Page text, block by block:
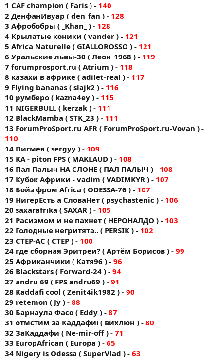
1 CAF champion ( Faris ) - 140
2 ДенфанИвуар ( den_fan ) - 128
3 Афробобры ( _Khan_ ) - 128
4 Крылатые коники ( vander ) - 121
5 Africa Naturelle ( GIALLOROSSO ) - 121
6 Уральские львы-30 ( Леон_1968 ) - 119
7 forumprоsport.ru ( Atrium ) - 118
8 казахи в африке ( adilet-real ) - 117
9 Flying bananas ( slajk2 ) - 116
10 румберо ( kazna4ey ) - 115
11 NIGERBULL ( kerzak ) - 111
12 BlackMamba ( STK_23 ) - 111
13 ForumProSport.ru AFR ( ForumProSport.ru-Vovan ) -
110
14 Пигмея ( sergyy ) - 109
15 KA - piton FPS ( MAKLAUD ) - 108
16 Пал Палыч НА СЛОНЕ ( ПАЛ ПАЛЫЧ ) - 108
17 Кубок Африки - vadim ( VADIMKYR ) - 107
18 Бойз фром Africa ( ODESSA-76 ) - 107
19 НигерЕсть а СловаНет ( psychastenic ) - 106
20 saxarafrika ( SAXAR ) - 105
21 Расизмом и не пахнет ( НЕРОНАЛДО ) - 103
22 Голодные негритята.. ( PERSIK ) - 102
23 CTEP-AC ( CTEP ) - 100
24 где сборная Эритреи? ( Артём Борисов ) - 99
25 Африканчики ( Катя96 ) - 96
26 Blackstars ( Forward-24 ) - 94
27 andru 69 ( FPS andru69 ) - 91
28 Kaddafi cool ( Zenit4ik1982 ) - 90
29 retemon ( Jy ) - 88
30 Барнаула Фасо ( Eddy ) - 87
31 отмстим за Каддафи! ( вихлюн ) - 80
32 ЗаКаддафи ( Ne-mir-off ) - 71
33 EuropAfrican ( Europa ) - 65
34 Nigery is Odessa ( SuperVlad ) - 63